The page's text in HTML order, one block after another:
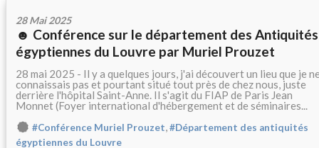
28 Mai 2025
☻ Conférence sur le département des Antiquités
égyptiennes du Louvre par Muriel Prouzet
28 mai 2025 - Il y a quelques jours, j'ai découvert un lieu que je
connaissais pas et pourtant situé tout près de chez nous, juste
derrière l'hôpital Saint-Anne. Il s'agit du FIAP de Paris Jean
Monnet (Foyer international d'hébergement et de séminaires...
#Conférence Muriel Prouzet,#Département des antiquités
égyptiennes du Louvre